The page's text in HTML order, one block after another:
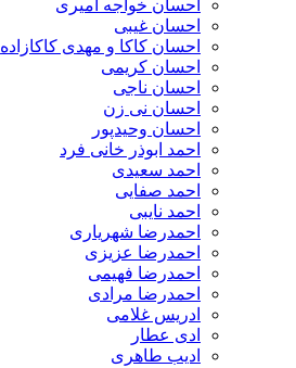
احسان خواجه امیری
احسان غیبی
احسان کاکا و مهدی کاکازاده
احسان کریمی
احسان ناجی
احسان نی زن
احسان وحیدپور
احمد ابوذر خانی فرد
احمد سعیدی
احمد صفایی
احمد نایبی
احمدرضا شهریاری
احمدرضا عزیزی
احمدرضا فهیمی
احمدرضا مرادی
ادریس غلامی
ادی عطار
ادیب طاهری